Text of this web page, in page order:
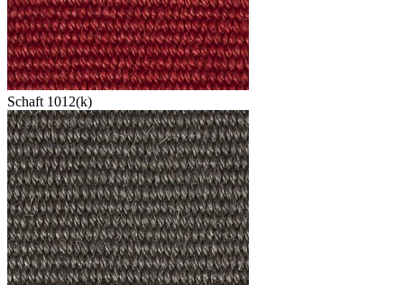
Schaft 1012(k)